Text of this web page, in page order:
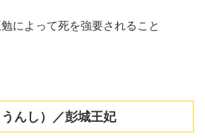
によって死を強要されること
んし）／彭城王妃